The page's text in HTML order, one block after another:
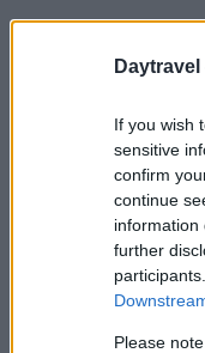
Daytravel
If you wish
sensitive
confirm
continue
information
further
Please